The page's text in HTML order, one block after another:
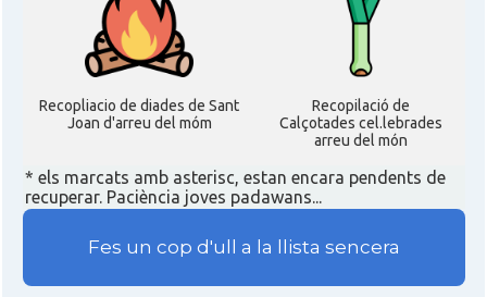
Recopliacio de diades de Sant
Joan d'arreu del móm
Recopilació de
Calçotades cel.lebrades
arreu del món
* els marcats amb asterisc, estan encara pendents de
recuperar. Paciència joves padawans...
Fes un cop d'ull a la llista sencera